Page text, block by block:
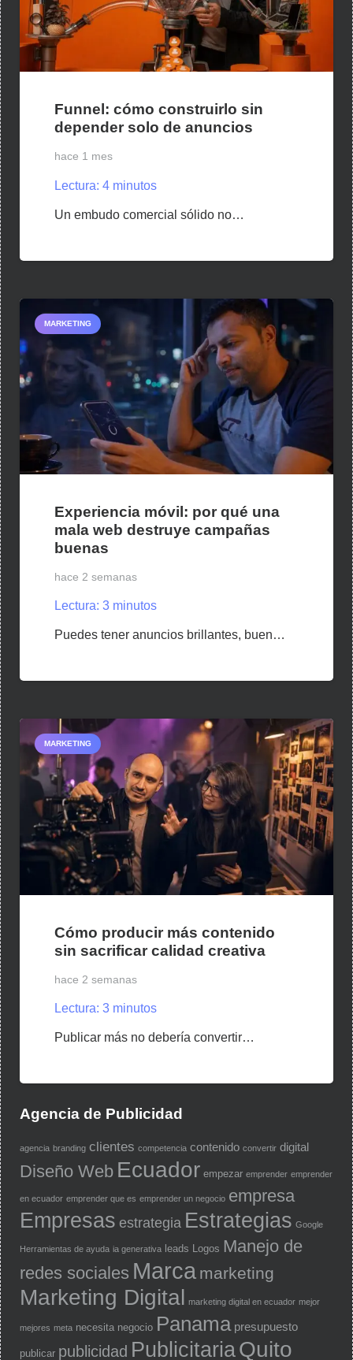
Funnel: cómo construirlo sin
depender solo de anuncios
hace 1 mes
Lectura: 4 minutos
Un embudo comercial sólido no…
MARKETING
Experiencia móvil: por qué una
mala web destruye campañas
buenas
hace 2 semanas
Lectura: 3 minutos
Puedes tener anuncios brillantes, buen…
MARKETING
Cómo producir más contenido
sin sacrificar calidad creativa
hace 2 semanas
Lectura: 3 minutos
Publicar más no debería convertir…
Agencia de Publicidad
agencia branding clientes competencia contenido convertir digital
Diseño Web Ecuador empezar emprender emprender
en ecuador emprender que es emprender un negocio empresa
Empresas estrategia Estrategias Google
Herramientas de ayuda ia generativa leads Logos Manejo de
redes sociales Marca marketing
Marketing Digital marketing digital en ecuador mejor
mejores meta necesita negocio Panama presupuesto
publicar publicidad PublicitariaQuito